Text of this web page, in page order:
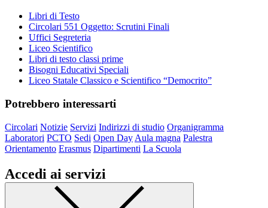
Libri di Testo
Circolari 551 Oggetto: Scrutini Finali
Uffici Segreteria
Liceo Scientifico
Libri di testo classi prime
Bisogni Educativi Speciali
Liceo Statale Classico e Scientifico “Democrito”
Potrebbero interessarti
Circolari Notizie Servizi Indirizzi di studio Organigramma
Laboratori PCTO Sedi Open Day Aula magna Palestra
Orientamento Erasmus Dipartimenti La Scuola
Accedi ai servizi